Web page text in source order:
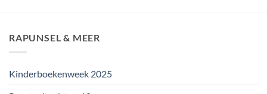
RAPUNSEL & MEER
Kinderboekenweek 2025